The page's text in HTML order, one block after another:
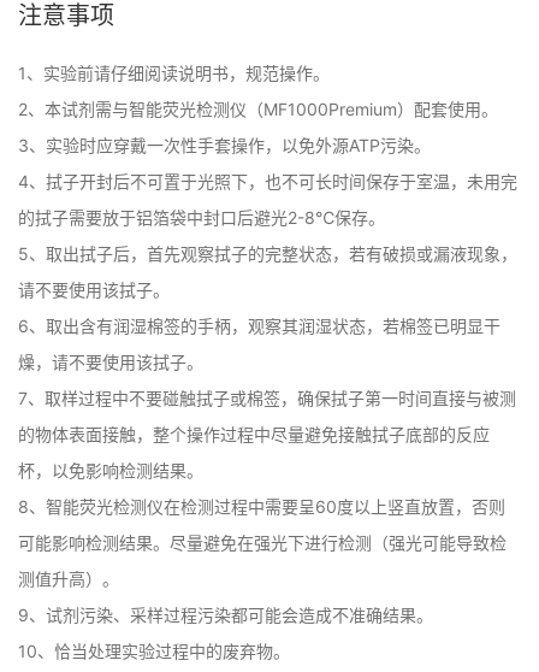
注意事项
1、实验前请仔细阅读说明书，规范操作。
2、本试剂需与智能荧光检测仪（MF1000Premium）配套使用。
3、实验时应穿戴一次性手套操作，以免外源ATP污染。
4、拭子开封后不可置于光照下，也不可长时间保存于室温，未用完
的拭子需要放于铝箔袋中封口后避光2-8℃保存。
5、取出拭子后，首先观察拭子的完整状态，若有破损或漏液现象，
请不要使用该拭子。
6、取出含有润湿棉签的手柄，观察其润湿状态，若棉签已明显干
燥，请不要使用该拭子。
7、取样过程中不要碰触拭子或棉签，确保拭子第一时间直接与被测
的物体表面接触，整个操作过程中尽量避免接触拭子底部的反应
杯，以免影响检测结果。
8、智能荧光检测仪在检测过程中需要呈60度以上竖直放置，否则
可能影响检测结果。尽量避免在强光下进行检测（强光可能导致检
测值升高）。
9、试剂污染、采样过程污染都可能会造成不准确结果。
10、恰当处理实验过程中的废弃物。